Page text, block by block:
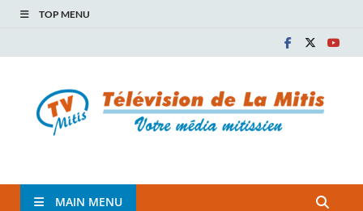
TOP MENU
TVM
MAIN MENU